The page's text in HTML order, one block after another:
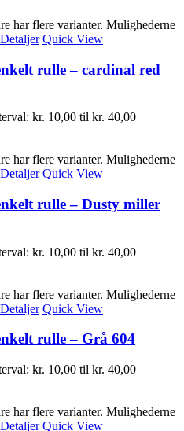
har flere varianter. Mulighederne
Detaljer Quick View
rulle – cardinal red
kr. 10,00 til kr. 40,00
har flere varianter. Mulighederne
Detaljer Quick View
rulle – Dusty miller
kr. 10,00 til kr. 40,00
har flere varianter. Mulighederne
Detaljer Quick View
rulle – Grå 604
kr. 10,00 til kr. 40,00
har flere varianter. Mulighederne
Detaljer Quick View